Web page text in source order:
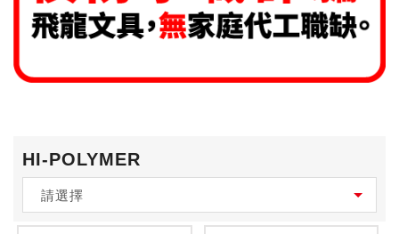
HI-POLYMER
請選擇